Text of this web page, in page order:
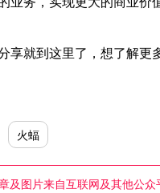
就到这里了，想了解更多
火蝠
及图片来自互联网及其他公